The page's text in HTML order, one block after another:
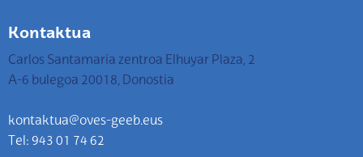
Kontaktua
Carlos Santamaria zentroa Elhuyar Plaza, 2
A-6 bulegoa 20018, Donostia
kontaktua@oves-geeb.eus
Tel: 943 01 74 62